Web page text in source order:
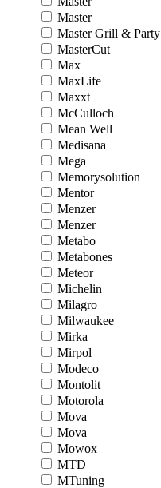
Master
Master Grill & Party
MasterCut
Max
MaxLife
Maxxt
McCulloch
Mean Well
Medisana
Mega
Memorysolution
Mentor
Menzer
Menzer
Metabo
Metabones
Meteor
Michelin
Milagro
Milwaukee
Mirka
Mirpol
Modeco
Montolit
Motorola
Mova
Mova
Mowox
MTD
MTuning